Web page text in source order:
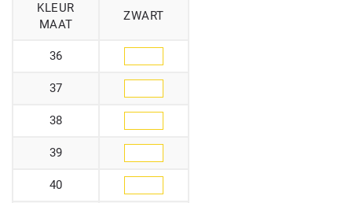
KLEUR
MAAT
ZWART
36
37
38
39
40